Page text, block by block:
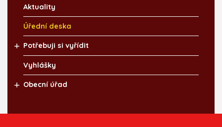
Aktuality
Úřední deska
Potřebuji si vyřídit
Vyhlášky
Obecní úřad